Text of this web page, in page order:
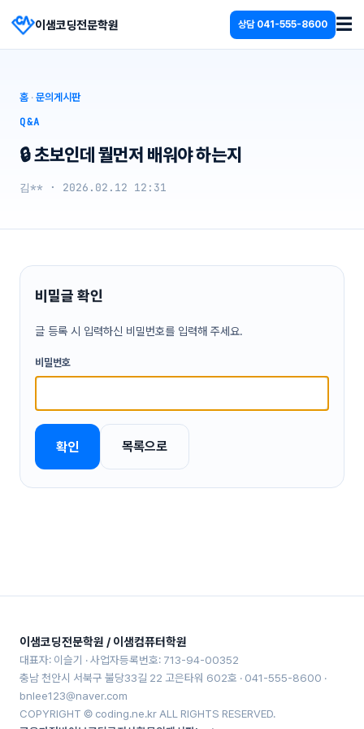
이샘코딩전문학원 상담 041-555-8600 ☰
홈 · 문의게시판
Q&A
🔒 초보인데 뭘먼저 배워야 하는지
김** · 2026.02.12 12:31
비밀글 확인
글 등록 시 입력하신 비밀번호를 입력해 주세요.
비밀번호
확인 목록으로
이샘코딩전문학원 / 이샘컴퓨터학원
대표자: 이슬기 · 사업자등록번호: 713-94-00352
충남 천안시 서북구 불당33길 22 고은타워 602호 · 041-555-8600 ·
bnlee123@naver.com
COPYRIGHT © coding.ne.kr ALL RIGHTS RESERVED.